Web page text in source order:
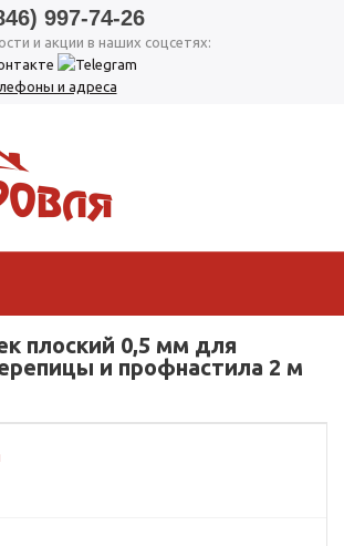
997-74-26
и акции в наших соцсетях:
и адреса
плоский 0,5 мм для
и профнастила 2 м